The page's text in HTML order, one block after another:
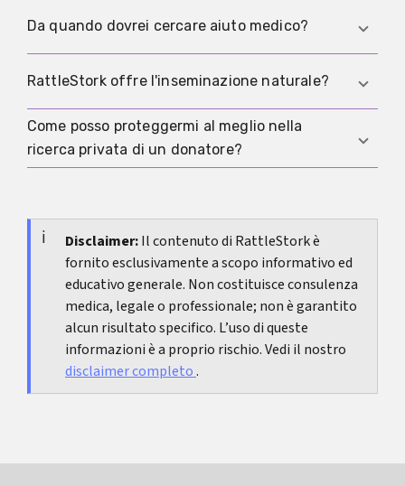
i tuoi limiti con mancanza di rispetto.
Di solito no. Per un primo incontro sono meglio
L'inseminazione dovrebbe diventare un tema solo
Da quando dovrei cercare aiuto medico?
Se per lungo tempo non succede nulla
ciclo è irregolare o se compaiono dolori e altri
disturbi, una valutazione è sensata.
RattleStork offre l'inseminazione naturale?
No. RattleStork è una piattaforma per donazione
di sperma, co-genitorialità e forme familiari
Come posso proteggermi al meglio nella
ricerca privata di un donatore?
incontri in sicurezza, non accettare
l'inseminazione naturale sotto pressione, cerca
supporto medico o psicologico se necessario e
metti per iscritto presto le aspettative.
Disclaimer:Il contenuto di RattleStork è
fornito esclusivamente a scopo informativo ed
educativo generale. Non costituisce consulenza
medica, legale o professionale; non è garantito
alcun risultato specifico. L’uso di queste
informazioni è a proprio rischio. Vedi il nostro
disclaimer completo.